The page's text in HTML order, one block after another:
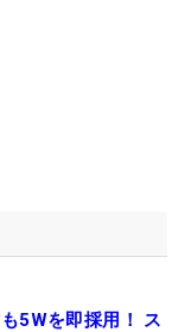
5Wを即採用！ ス